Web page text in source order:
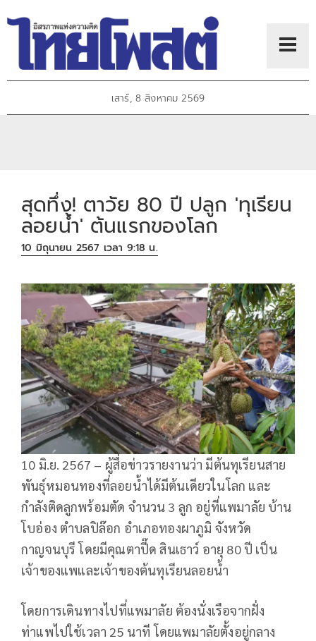
เสาร์, 8 สิงหาคม 2569
สุดทึ่ง! ตาวัย 80 ปี ปลูก 'ทุเรียน
ลอยน้ำ' ต้นแรกของโลก
10 มิถุนายน 2567 เวลา 9:18 น.
10 มิ.ย. 2567 – ผู้สื่อข่าวรายงานว่า มีต้นทุเรียนสาย
พันธุ์หมอนทองที่ลอยน้ำได้มีต้นเดียวในโลก และ
กำลังติดลูกพร้อมตัด จำนวน 3 ลูก อยู่ที่แพมาลัย บ้าน
โบอ่อง ตำบลปิล๊อก อำเภอทองผาภูมิ จังหวัด
กาญจนบุรี โดยมีคุณตาปี๊ด สินเธาว์ อายุ 80 ปี เป็น
เจ้าของแพและเจ้าของต้นทุเรียนลอยน้ำ
โดยการเดินทางไปที่แพมาลัย ต้องนั่งเรือจากฝั่ง
ท่าแพไปใช้เวลา 25 นาที โดยแพมาลัยตั้งอยู่กลาง